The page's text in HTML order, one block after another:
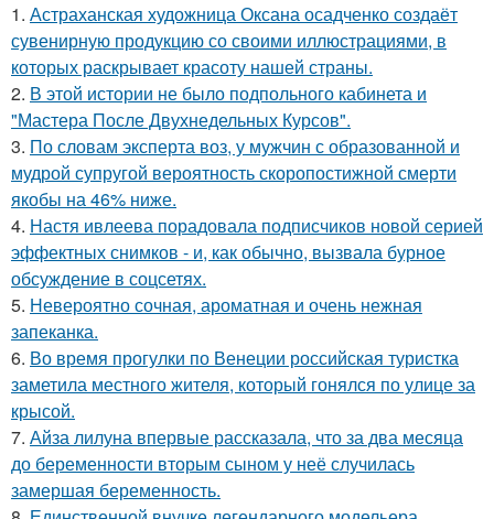
1. Астраханская художница Оксана осадченко создаёт
сувенирную продукцию со своими иллюстрациями, в
которых раскрывает красоту нашей страны.
2. В этой истории не было подпольного кабинета и
"Мастера После Двухнедельных Курсов".
3. По словам эксперта воз, у мужчин с образованной и
мудрой супругой вероятность скоропостижной смерти
якобы на 46% ниже.
4. Настя ивлеева порадовала подписчиков новой серией
эффектных снимков - и, как обычно, вызвала бурное
обсуждение в соцсетях.
5. Невероятно сочная, ароматная и очень нежная
запеканка.
6. Во время прогулки по Венеции российская туристка
заметила местного жителя, который гонялся по улице за
крысой.
7. Айза лилуна впервые рассказала, что за два месяца
до беременности вторым сыном у неё случилась
замершая беременность.